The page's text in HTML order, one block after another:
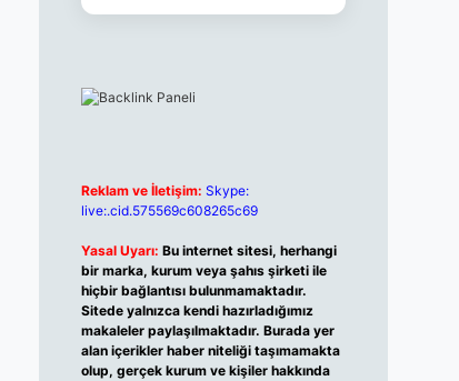
Reklam ve İletişim: Skype:
live:.cid.575569c608265c69
Yasal Uyarı: Bu internet sitesi, herhangi
bir marka, kurum veya şahıs şirketi ile
hiçbir bağlantısı bulunmamaktadır.
Sitede yalnızca kendi hazırladığımız
makaleler paylaşılmaktadır. Burada yer
alan içerikler haber niteliği taşımamakta
olup, gerçek kurum ve kişiler hakkında